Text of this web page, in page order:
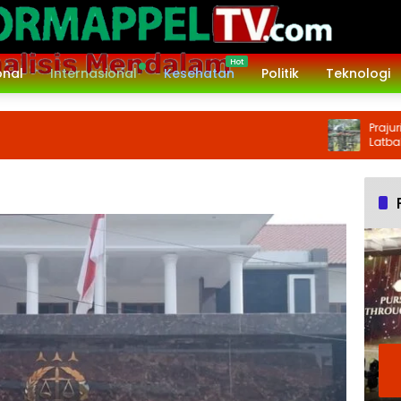
Internasional Kesehatan Politik Teknologi
Prajurit
Latbakjatri